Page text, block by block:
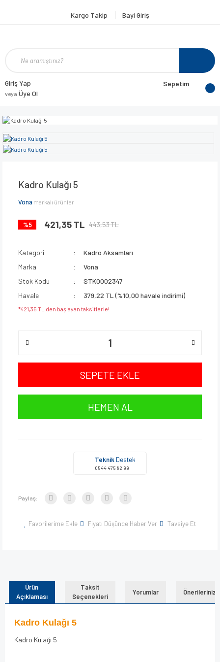
Kargo Takip Bayi Giriş
Giriş Yap
veya Üye Ol
Sepetim
Kadro Kulağı 5
Vona markalı ürünler
%5 421,35 TL 443,53 TL
Kategori
Kadro Aksamları
Marka
Vona
Stok Kodu
STK0002347
Havale
379,22 TL (%10,00 havale indirimi)
*421,35 TL den başlayan taksitlerle!
SEPETE EKLE
HEMEN AL
Teknik Destek
0544 475 82 99
Paylaş:
Favorilerime Ekle Fiyatı Düşünce Haber Ver Tavsiye Et
Ürün
Açıklaması
Taksit
Seçenekleri
Yorumlar Önerileriniz
Kadro Kulağı 5
Kadro Kulağı 5